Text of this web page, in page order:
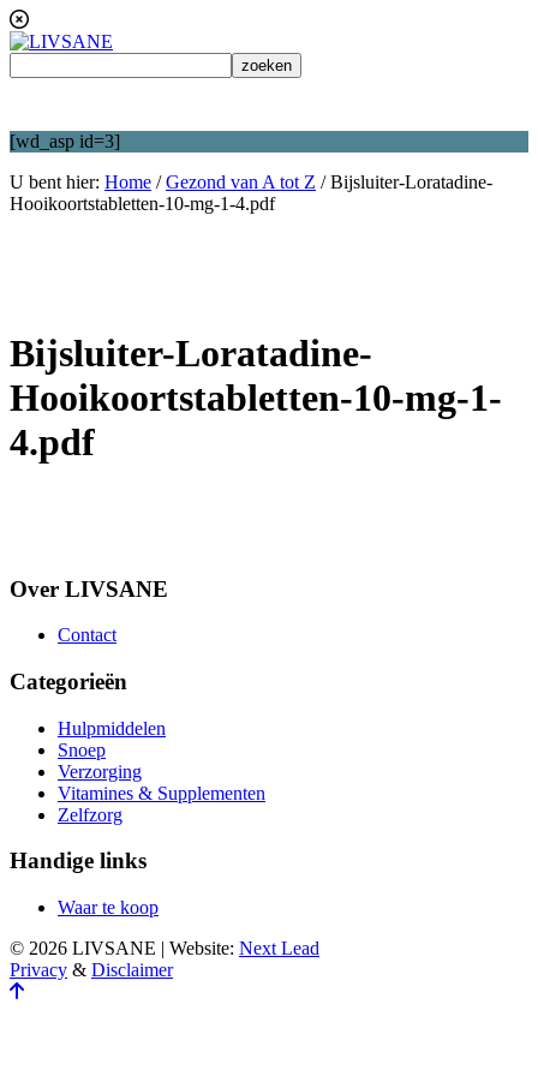
[wd_asp id=3]
U bent hier: Home /Gezond van A tot Z /Bijsluiter-Loratadine-
Hooikoortstabletten-10-mg-1-4.pdf
Bijsluiter-Loratadine-
Hooikoortstabletten-10-mg-1-
4.pdf
Over LIVSANE
Contact
Categorieën
Hulpmiddelen
Snoep
Verzorging
Vitamines & Supplementen
Zelfzorg
Handige links
Waar te koop
© 2026 LIVSANE | Website: Next Lead
Privacy & Disclaimer